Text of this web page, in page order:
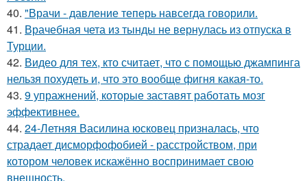
40. "Врачи - давление теперь навсегда говорили.
41. Врачебная чета из тынды не вернулась из отпуска в
Турции.
42. Видео для тех, кто считает, что с помощью джампинга
нельзя похудеть и, что это вообще фигня какая-то.
43. 9 упражнений, которые заставят работать мозг
эффективнее.
44. 24-Летняя Василина юсковец призналась, что
страдает дисморфофобией - расстройством, при
котором человек искажённо воспринимает свою
внешность.